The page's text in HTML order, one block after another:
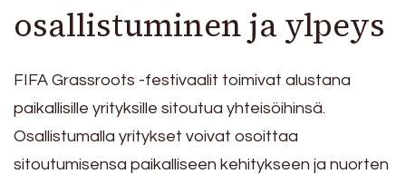
osallistuminen ja ylpeys
FIFA Grassroots -festivaalit toimivat alustana
paikallisille yrityksille sitoutua yhteisöihinsä.
Osallistumalla yritykset voivat osoittaa
sitoutumisensa paikalliseen kehitykseen ja nuorten